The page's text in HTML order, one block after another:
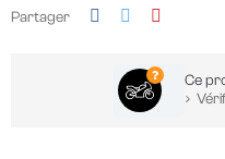
Partager
Ce